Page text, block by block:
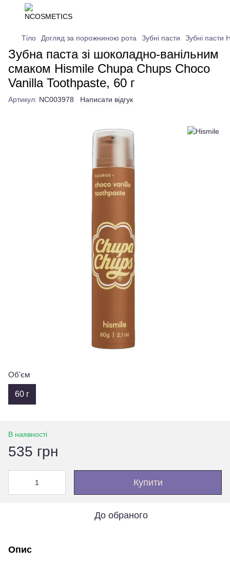
Тіло Догляд за порожниною рота Зубні пасти Зубні пасти
Зубна паста зі шоколадно-ванільним
смаком Hismile Chupa Chups Choco
Vanilla Toothpaste, 60 г
Артикул: NC003978 Написати відгук
Об'єм
60 г
В наявності
535 грн
Купити
До обраного
Опис